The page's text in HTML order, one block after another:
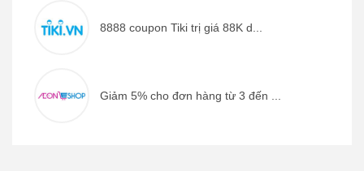
8888 coupon Tiki trị giá 88K d...
Giảm 5% cho đơn hàng từ 3 đến ...